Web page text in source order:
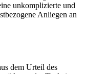
unkomplizierte und
Anliegen an
dem Urteil des